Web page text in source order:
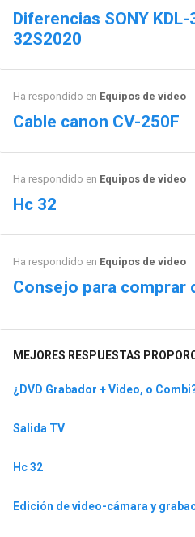
Diferencias SONY
32S2020
Ha respondido en Equipos de video
Cable canon CV-250F
Ha respondido en Equipos de video
Hc 32
Ha respondido en Equipos de video
Consejo para comprar
MEJORES RESPUESTAS
¿DVD Grabador + Video, o
Salida TV
Hc 32
Edición de video-cámara y